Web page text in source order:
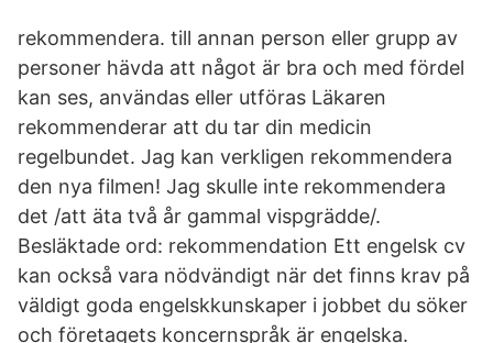
rekommendera. till annan person eller grupp av
personer hävda att något är bra och med fördel
kan ses, användas eller utföras Läkaren
rekommenderar att du tar din medicin
regelbundet. Jag kan verkligen rekommendera
den nya filmen! Jag skulle inte rekommendera
det /att äta två år gammal vispgrädde/.
Besläktade ord: rekommendation Ett engelsk cv
kan också vara nödvändigt när det finns krav på
väldigt goda engelskkunskaper i jobbet du söker
och företagets koncernspråk är engelska.